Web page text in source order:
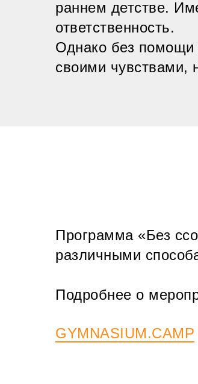
раннем детстве.
ответственность.
Однако без помощи
своими чувствами,
Программа «Без
различными
Подробнее о
GYMNASIUM.CAMP